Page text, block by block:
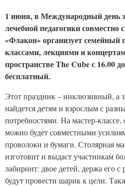
1 июня, в Международный день
лечебной педагогики совместно
«Флакон» организует семейный
классами, лекциями и
пространстве The Cube с 16.00
бесплатный.
Этот праздник – инклюзивный, а
найдется детям и взрослым с
потребностями. На мастер-
можно будет совместными
проволоки и бумаги. Столярная
изготовит и выдаст участникам
лабиринт: двое детей, держа его
будут провести шарик к цели.